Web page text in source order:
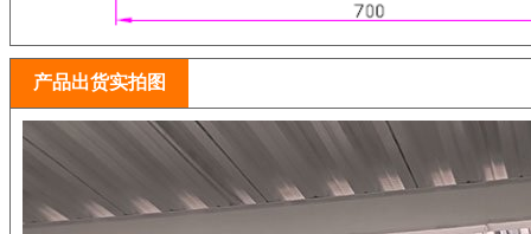
产品出货实拍图